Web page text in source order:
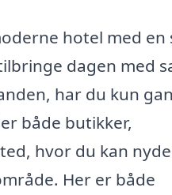
hotel med en
dagen med
har du kun
både butikker,
hvor du kan nyde
Her er både